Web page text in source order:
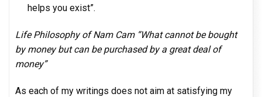
helps you exist”.
Life Philosophy of Nam Cam “What cannot be bought
by money but can be purchased by a great deal of
money”
As each of my writings does not aim at satisfying my